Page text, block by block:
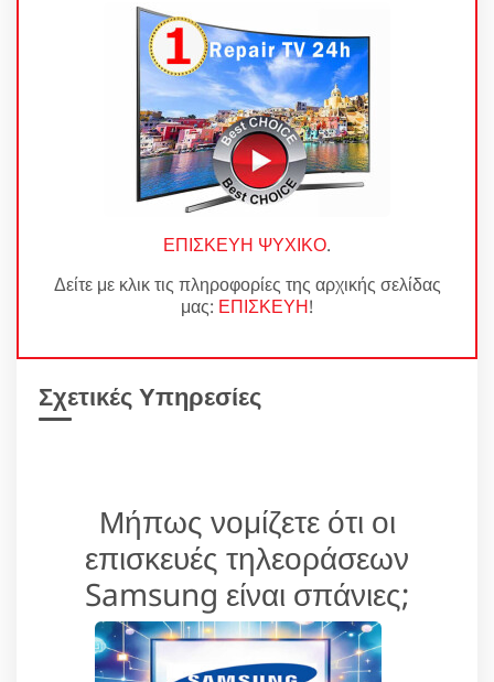
ΕΠΙΣΚΕΥΗ ΨΥΧΙΚΟ.
Δείτε με κλικ τις πληροφορίες της αρχικής σελίδας
μας: ΕΠΙΣΚΕΥΗ!
Σχετικές Υπηρεσίες
Μήπως νομίζετε ότι οι
επισκευές τηλεοράσεων
Samsung είναι σπάνιες;